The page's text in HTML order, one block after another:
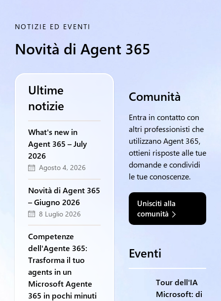
NOTIZIE ED EVENTI
Novità di Agent 365
Ultime
notizie
What's new in
Agent 365 – July
2026
Agosto 4, 2026
Novità di Agent 365
– Giugno 2026
8 Luglio 2026
Competenze
dell'Agente 365:
Trasforma il tuo
agents in un
Microsoft Agente
365 in pochi minuti
Comunità
Entra in contatto con
altri professionisti che
utilizzano Agent 365,
ottieni risposte alle tue
domande e condividi
le tue conoscenze.
Unisciti alla
comunità
Eventi
Tour dell'IA
Microsoft: di